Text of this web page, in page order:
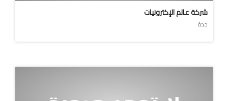
شركة عالم الإكترونيات
جدة